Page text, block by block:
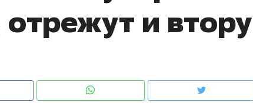
отрежут и
чем интересен Оман?
клиентах и чудных